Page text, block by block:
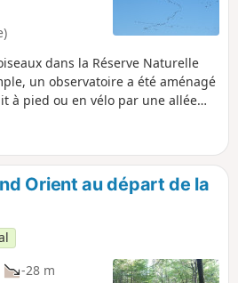
dans la Réserve Naturelle
un observatoire a été aménagé
à pied ou en vélo par une allée
Orient au départ de la
-28 m